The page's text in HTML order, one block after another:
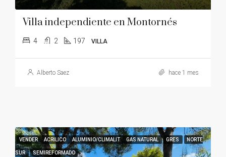
Villa independiente en Montornés
4 2 197 VILLA
Alberto Saez hace 1 mes
VENDER ACRILICO ALUMINIO/CLIMALIT GAS NATURAL GRES NORTE
SUR SEMIREFORMADO